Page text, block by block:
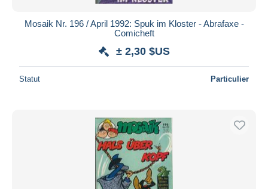
Mosaik Nr. 196 / April 1992: Spuk im Kloster - Abrafaxe -
Comicheft
± 2,30 $US
Statut Particulier